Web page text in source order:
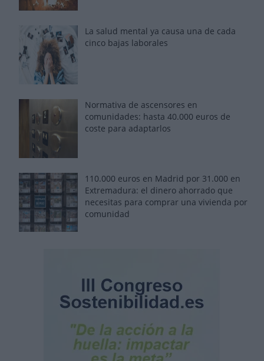
La salud mental ya causa una de cada
cinco bajas laborales
Normativa de ascensores en
comunidades: hasta 40.000 euros de
coste para adaptarlos
110.000 euros en Madrid por 31.000 en
Extremadura: el dinero ahorrado que
necesitas para comprar una vivienda por
comunidad